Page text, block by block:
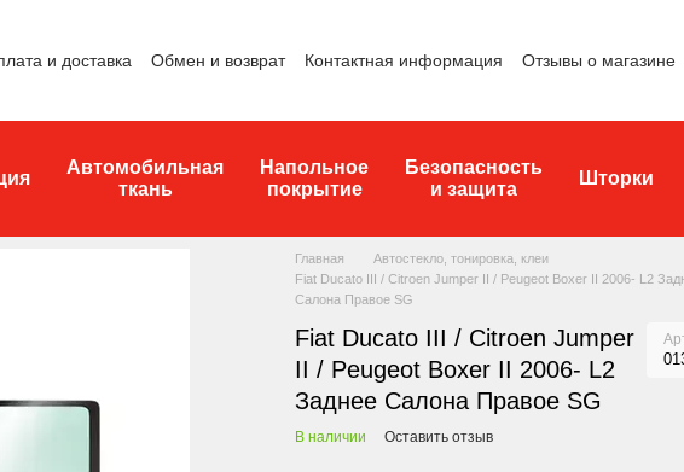
и доставка Обмен и возврат Контактная информация Отзывы о магазине
Автомобильная
ткань
Напольное
покрытие
Безопасность
и защита
Шторки
Главная
Автостекло, тонировка, клеи
Fiat Ducato III / Citroen Jumper II / Peugeot Boxer II 2006- L2
Салона Правое SG
Fiat Ducato III / Citroen Jumper
II / Peugeot Boxer II 2006- L2
Заднее Салона Правое SG
В наличии Оставить отзыв